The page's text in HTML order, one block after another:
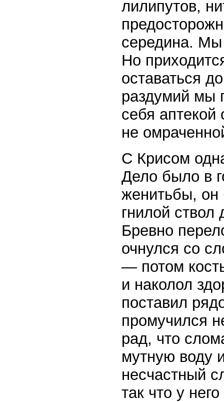
лилипутов,
середина. Мы
Но
оставаться
раздумий мы
себя аптекой
не
С Крисом
Дело было в
женитьбы, он
гнилой
Бревно
очнулся со
— потом
и наколол
поставил
промучился
рад, что
мутную воду
несчастный
так что у